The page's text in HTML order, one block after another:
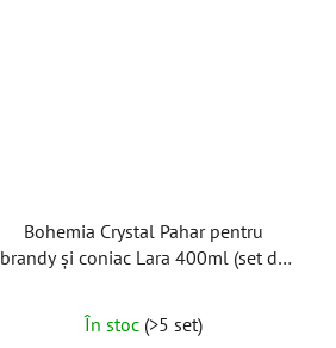
Bohemia Crystal Pahar pentru
brandy și coniac Lara 400ml (set de
În stoc (>5 set)